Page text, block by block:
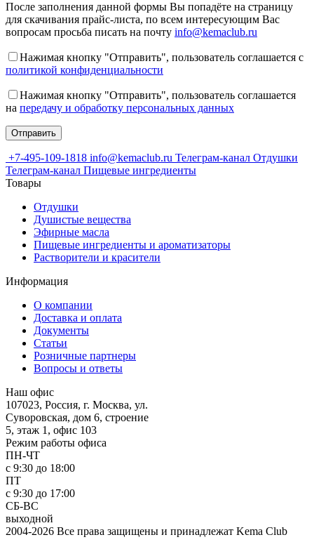
После заполнения данной формы Вы попадёте на страницу
для скачивания прайс-листа, по всем интересующим Вас
вопросам просьба писать на почту info@kemaclub.ru
Нажимая кнопку "Отправить", пользователь соглашается с
политикой конфиденциальности
Нажимая кнопку "Отправить", пользователь соглашается
на передачу и обработку персональных данных
+7-495-109-1818 info@kemaclub.ru Телеграм-канал Отдушки
Телеграм-канал Пищевые ингредиенты
Товары
Отдушки
Душистые вещества
Эфирные масла
Пищевые ингредиенты и ароматизаторы
Растворители и красители
Информация
О компании
Доставка и оплата
Документы
Статьи
Розничные партнеры
Вопросы и ответы
Наш офис
107023, Россия, г. Москва, ул.
Суворовская, дом 6, строение
5, этаж 1, офис 103
Режим работы офиса
ПН-ЧТ
с 9:30 до 18:00
ПТ
с 9:30 до 17:00
СБ-ВС
выходной
2004-2026 Все права защищены и принадлежат Kema Club